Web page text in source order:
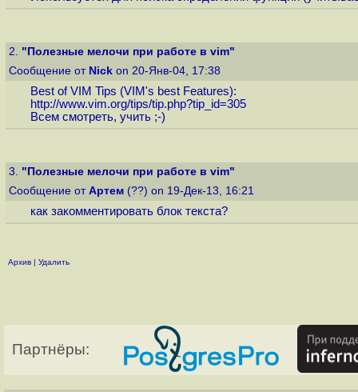
2. "Полезные мелочи при работе в vim"
Сообщение от Nick on 20-Янв-04, 17:38
Best of VIM Tips (VIM's best Features):
http://www.vim.org/tips/tip.php?tip_id=305
Всем смотреть, учить ;-)
3. "Полезные мелочи при работе в vim"
Сообщение от Артем (??) on 19-Дек-13, 16:21
как закомментировать блок текста?
Архив | Удалить
Партнёры: